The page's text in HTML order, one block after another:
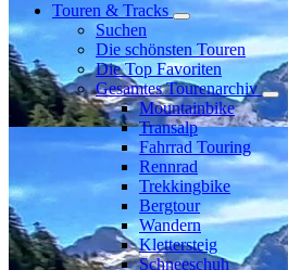
Touren & Tracks
Suchen
Die schönsten Touren
Die Top Favoriten
Gesamtes Tourenarchiv
Mountainbike
Transalp
Fahrrad Touring
Rennrad
Trekkingbike
Bergtour
Wandern
Klettersteig
Schneeschuh